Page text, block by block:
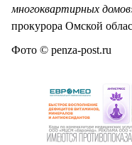
многоквартирных
прокурора Омской
Фото © penza-post.ru